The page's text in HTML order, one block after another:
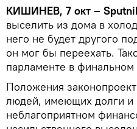
КИШИНЕВ, 7 окт –
выселить из дома в
него не будет другого
он мог бы переехать.
парламенте в финальном
Положения
людей, имеющих долги и
неблагоприятном